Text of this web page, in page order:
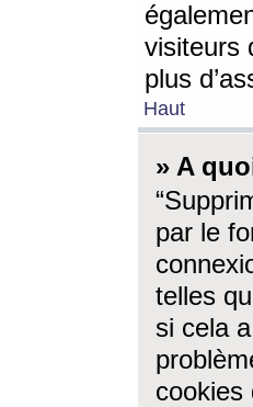
visiteurs
plus
Haut
» A
par le
telles
si cela
cookies